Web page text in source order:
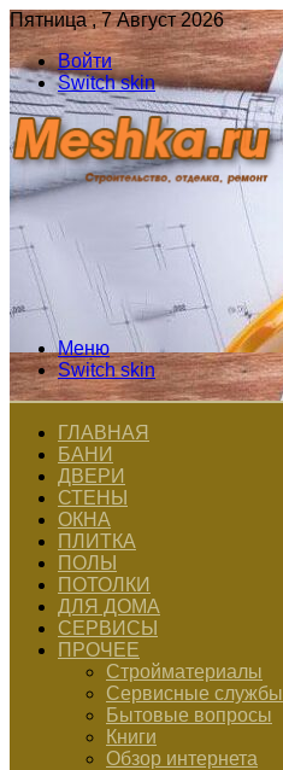
Пятница , 7 Август 2026
Войти
Switch skin
Меню
Switch skin
ГЛАВНАЯ
БАНИ
ДВЕРИ
СТЕНЫ
ОКНА
ПЛИТКА
ПОЛЫ
ПОТОЛКИ
ДЛЯ ДОМА
СЕРВИСЫ
ПРОЧЕЕ
Стройматериалы
Сервисные службы
Бытовые вопросы
Книги
Обзор интернета